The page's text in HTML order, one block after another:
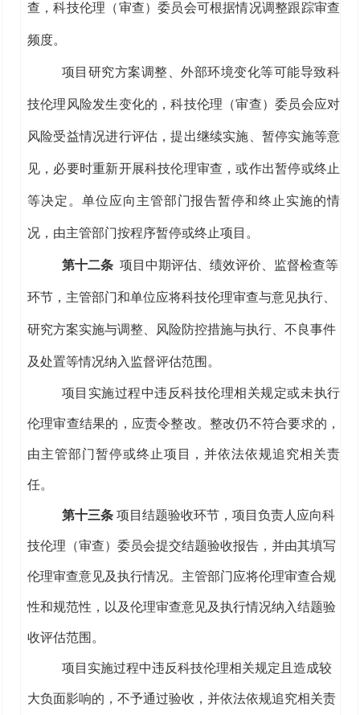
查，科技伦理（审查）委员会可根据情况调整跟踪审查
频度。
项目研究方案调整、外部环境变化等可能导致科
技伦理风险发生变化的，科技伦理（审查）委员会应对
风险受益情况进行评估，提出继续实施、暂停实施等意
见，必要时重新开展科技伦理审查 ，或作出暂停或终止
等决定。单位应向主管部门报告暂停和终止实施的情
况， 由主管部门按程序暂停或终止项目。
第十二条 项目中期评估、绩效评价、监督检查等
环节，主管部门和单位应将科技伦理审查与意见执行、
研究方案实施与调整、风险防控措施与执行、不良事件
及处置等情况纳入监督评估范围 。
项目 实施过程中违反科技伦理相关规定或未执行
伦理审查结果的，应责令整改。整改仍不符合要求的，
由主管部门暂停或终止项目，并依法依规追究相关责
任。
第十三条 项目结题验收环节，项目 负责人应向科
技伦理（审查）委员会提交结题验收报告， 并由其填写
伦理审查意见及执行情况。主管部门应将伦理审查合规
性和规范性， 以及伦理审查意见及执行情况纳入结题验
收评估范围 。
项目实施过程中违反科技伦理相关规定且造成较
大负面影响的，不予通过验收，并依法依规追究相关责